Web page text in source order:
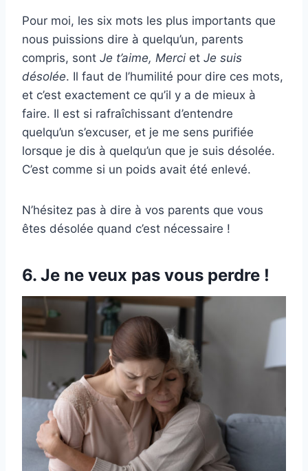
Pour moi, les six mots les plus importants que
nous puissions dire à quelqu’un, parents
compris, sont Je t’aime, Merci et Je suis
désolée. Il faut de l’humilité pour dire ces mots,
et c’est exactement ce qu’il y a de mieux à
faire. Il est si rafraîchissant d’entendre
quelqu’un s’excuser, et je me sens purifiée
lorsque je dis à quelqu’un que je suis désolée.
C’est comme si un poids avait été enlevé.
N’hésitez pas à dire à vos parents que vous
êtes désolée quand c’est nécessaire !
6. Je ne veux pas vous perdre !